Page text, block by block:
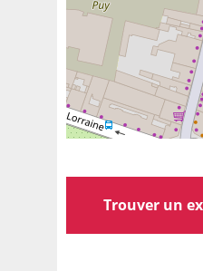
Trouver un